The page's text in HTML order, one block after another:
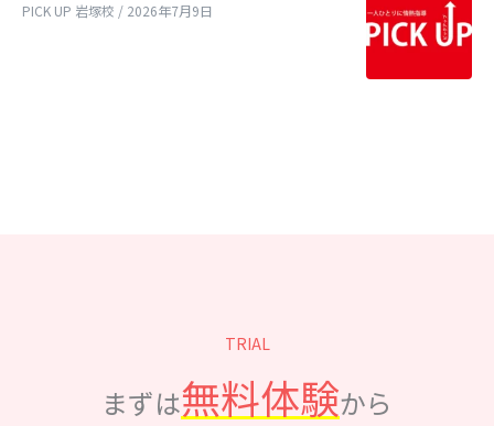
PICK UP 岩塚校 / 2026年7月9日
TRIAL
まずは無料体験から